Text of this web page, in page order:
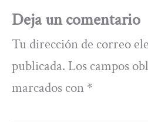
Deja un comentario
Tu dirección de correo
publicada. Los campos
marcados con *